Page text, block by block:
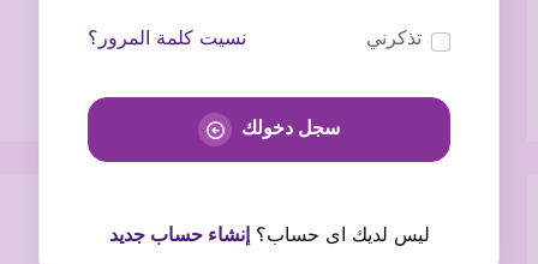
تذكرني نسيت كلمة المرور؟
سجل دخولك
ليس لديك اى حساب؟إنشاء حساب جديد